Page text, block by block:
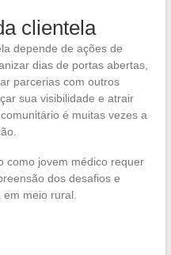
clientela
depende de ações de
dias de portas abertas,
parcerias com outros
sua visibilidade e atrair
é muitas vezes a
como jovem médico requer
dos desafios e
meio rural.